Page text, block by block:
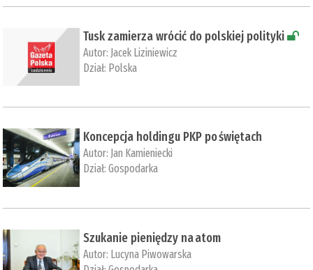
Tusk zamierza wrócić do polskiej polityki
Autor: Jacek Liziniewicz
Dział: Polska
Koncepcja holdingu PKP po świętach
Autor: Jan Kamieniecki
Dział:Gospodarka
Szukanie pieniędzy na atom
Autor: Lucyna Piwowarska